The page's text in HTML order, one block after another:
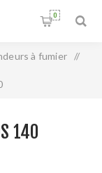
0
à fumier /
140